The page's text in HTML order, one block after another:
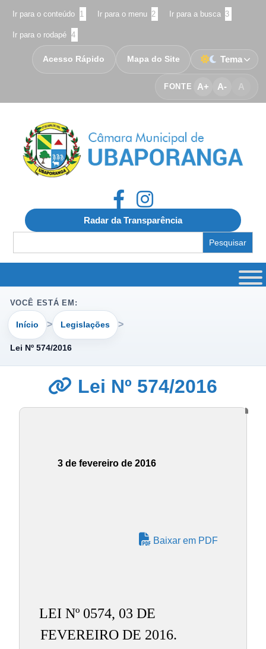
Ir para o conteúdo 1 Ir para o menu 2 Ir para a busca 3
Ir para o rodapé 4
FONTE A+ A- A
Acesso Rápido Mapa do Site Tema
Radar da Transparência
for:
VOCÊ ESTÁ EM:
Início Legislações
Lei Nº 574/2016
Lei Nº 574/2016
3 de fevereiro de 2016
Baixar em PDF
LEI Nº 0574, 03 DE
FEVEREIRO DE 2016.